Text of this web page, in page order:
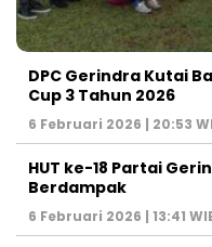
DPC Gerindra Kutai
Cup 3 Tahun 2026
6 Februari 2026 | 20:53
HUT ke-18 Partai
Berdampak
6 Februari 2026 | 13:41